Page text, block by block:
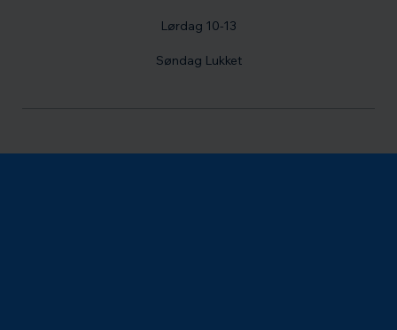
Lørdag 10-13
Søndag Lukket